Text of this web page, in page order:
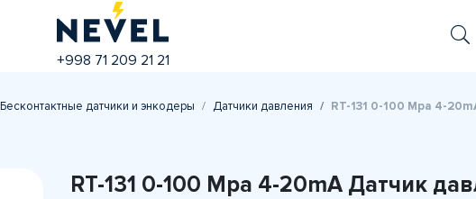
+998 71 209 21 21
Бесконтактные датчики и энкодеры Датчики давления RT-131 0-100 Mpa 4-
RT-131 0-100 Mpa 4-20mA Датчик